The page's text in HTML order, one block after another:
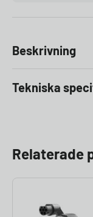
Beskrivning
Tekniska
Relaterade